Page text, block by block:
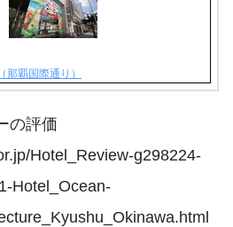
覇国際通り）
の評価
Hotel_Review-g298224-
Hotel_Ocean-